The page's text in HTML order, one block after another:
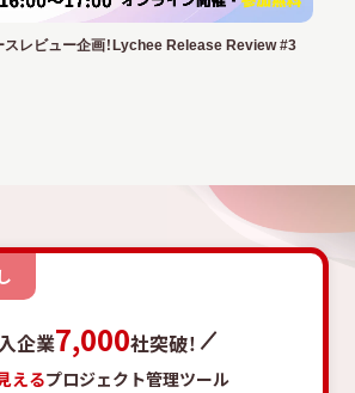
スレビュー企画！Lychee Release Review #3
企業7,000社突破！
えるプロジェクト管理ツール